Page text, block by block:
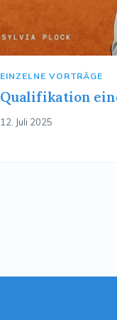
EINZELNE VORTRÄGE
Qualifikation
12. Juli 2025